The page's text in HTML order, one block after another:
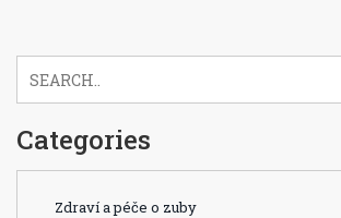
Categories
Zdraví a péče o zuby